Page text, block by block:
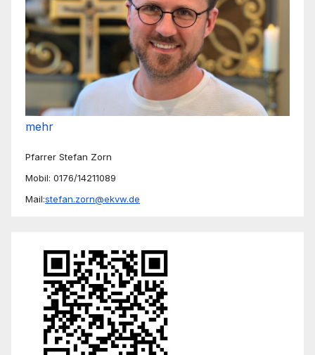
mehr
Pfarrer Stefan Zorn
Mobil: 0176/14211089
Mail:stefan.zorn@ekvw.de